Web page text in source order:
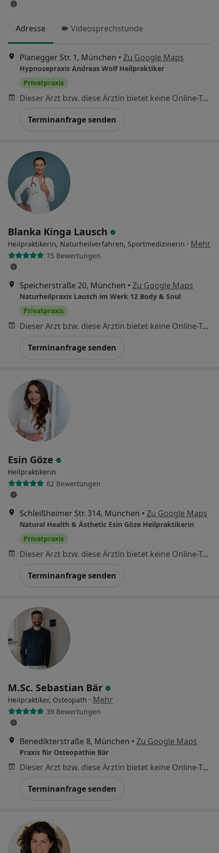
Adresse Videosprechstunde
Planegger Str. 1, München • Zu Google Maps
Hypnosepraxis Andreas Wolf Heilpraktiker
Privatpraxis
Dieser Arzt bzw. diese Ärztin bietet keine Online-Terminbuchung an diesem Standort an.
Terminanfrage senden
Blanka Kinga Lausch
Heilpraktikerin, Naturheilverfahren, Sportmedizinerin · Mehr
75 Bewertungen
Speicherstraße 20, München • Zu Google Maps
Naturheilpraxis Lausch im Werk 12 Body & Soul
Privatpraxis
Dieser Arzt bzw. diese Ärztin bietet keine Online-Terminbuchung an diesem Standort an.
Terminanfrage senden
Esin Göze
Heilpraktikerin
62 Bewertungen
Schleißheimer Str. 314, München • Zu Google Maps
Natural Health & Ästhetic Esin Göze Heilpraktikerin
Privatpraxis
Dieser Arzt bzw. diese Ärztin bietet keine Online-Terminbuchung an diesem Standort an.
Terminanfrage senden
M.Sc. Sebastian Bär
Heilpraktiker, Osteopath · Mehr
39 Bewertungen
Benedikterstraße 8, München • Zu Google Maps
Praxis für Osteopathie Bär
Dieser Arzt bzw. diese Ärztin bietet keine Online-Terminbuchung an diesem Standort an.
Terminanfrage senden